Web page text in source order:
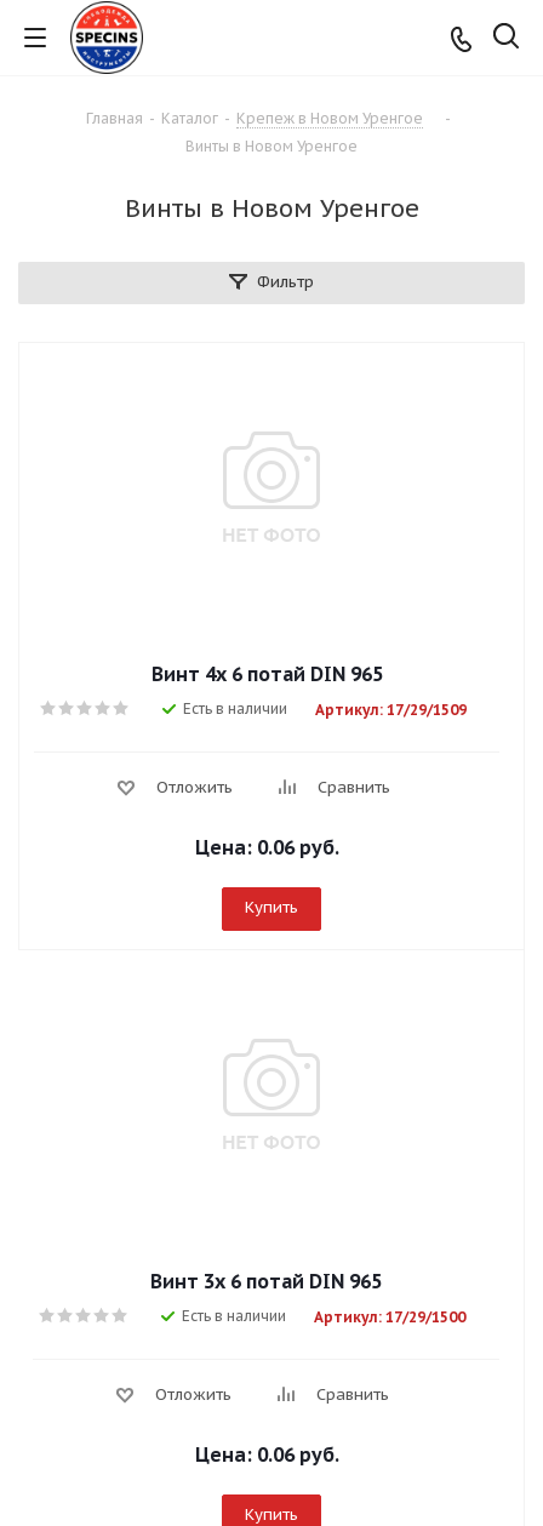
Главная - Каталог - Крепеж в Новом Уренгое
-
Винты в Новом Уренгое
Винты в Новом Уренгое
Фильтр
Винт 4х 6 потай DIN 965
Есть в наличии Артикул: 17/29/1509
Отложить Сравнить
Цена: 0.06 руб.
Купить
Винт 3х 6 потай DIN 965
Есть в наличии Артикул: 17/29/1500
Отложить Сравнить
Цена: 0.06 руб.
Купить